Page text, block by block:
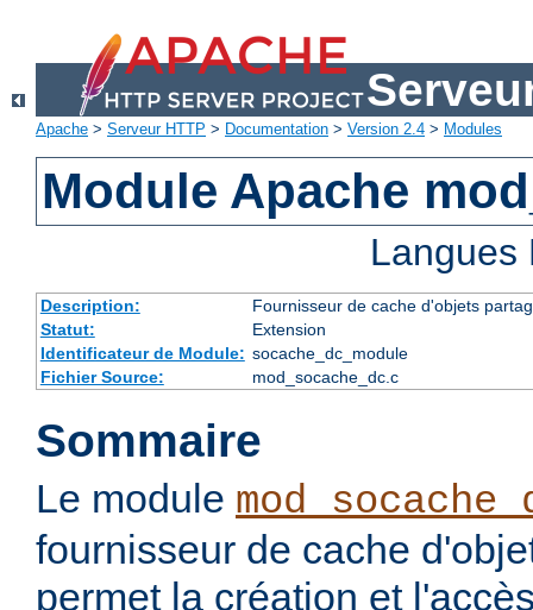
Apache > Serveur HTTP > Documentation > Version 2.4 > Modules
Module Apache
Description:
Fournisseur de cache d'objets
Statut:
Extension
Identificateur de Module: socache_dc_module
Fichier Source:
mod_socache_dc.c
Sommaire
Le module
fournisseur de cache
permet la création et